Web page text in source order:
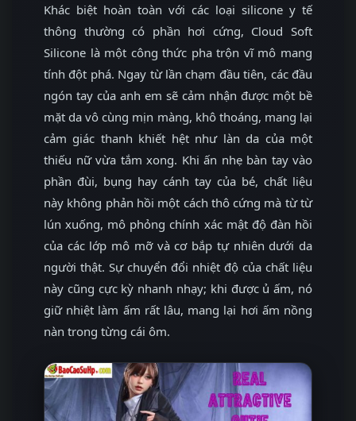
Khác biệt hoàn toàn với các loại silicone y tế
thông thường có phần hơi cứng, Cloud Soft
Silicone là một công thức pha trộn vĩ mô mang
tính đột phá. Ngay từ lần chạm đầu tiên, các đầu
ngón tay của anh em sẽ cảm nhận được một bề
mặt da vô cùng mịn màng, khô thoáng, mang lại
cảm giác thanh khiết hệt như làn da của một
thiếu nữ vừa tắm xong. Khi ấn nhẹ bàn tay vào
phần đùi, bụng hay cánh tay của bé, chất liệu
này không phản hồi một cách thô cứng mà từ từ
lún xuống, mô phỏng chính xác mật độ đàn hồi
của các lớp mô mỡ và cơ bắp tự nhiên dưới da
người thật. Sự chuyển đổi nhiệt độ của chất liệu
này cũng cực kỳ nhanh nhạy; khi được ủ ấm, nó
giữ nhiệt làm ấm rất lâu, mang lại hơi ấm nồng
nàn trong từng cái ôm.